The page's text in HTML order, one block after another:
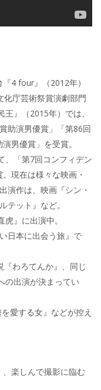
4 four』（2012年）
化庁芸術祭賞演劇部門
』（2015年）では、
助演男優賞」「第86回
男優賞」を受賞。
、「第7回コンフィデン
現在は様々な映画・
演作は、映画『シン・
テット』など。
』に出演中。
日本に出会う旅』で
わろてんか』、同じ
の出演が決まってい
愛する女』などが控え
楽しんで撮影に臨む